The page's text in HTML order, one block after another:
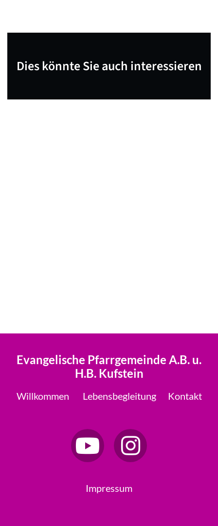
Dies könnte Sie auch interessieren
Evangelische Pfarrgemeinde A.B. u.
H.B. Kufstein
Willkommen Lebensbegleitung Kontakt
Impressum